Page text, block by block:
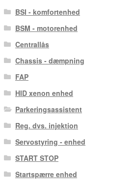
BSI - komfortenhed
BSM - motorenhed
Centrallås
Chassis - dæmpning
FAP
HID xenon enhed
Parkeringsassistent
Reg. dvs. injektion
Servostyring - enhed
START STOP
Startspærre enhed